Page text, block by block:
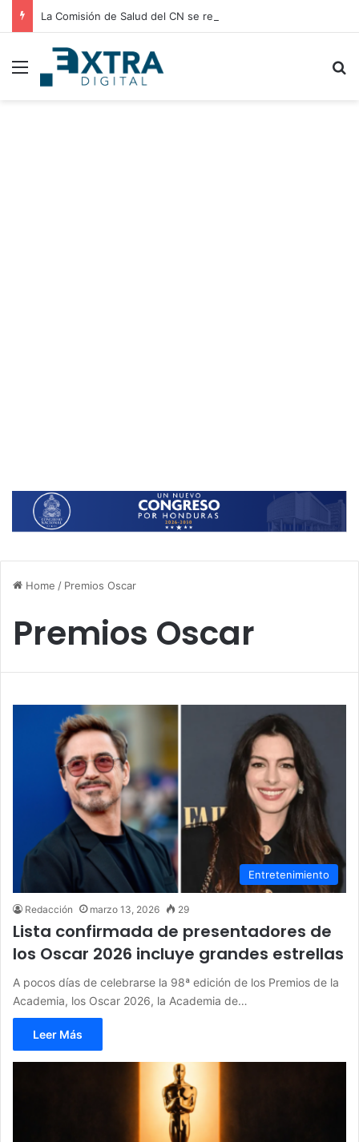
Menu
Home / Premios Oscar
Premios Oscar
Entretenimiento
Redacción marzo 13, 2026 29
Lista confirmada de presentadores de
los Oscar 2026 incluye grandes estrellas
A pocos días de celebrarse la 98ª edición de los Premios de la
Academia, los Oscar 2026, la Academia de…
Leer Más